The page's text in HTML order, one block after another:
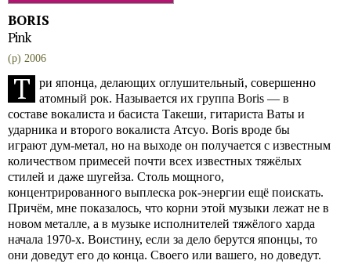
BORIS
Pink
(p) 2006
Т
ри японца, делающих оглушительный, совершенно
атомный рок. Называется их группа Boris — в
составе вокалиста и басиста Такеши, гитариста Ваты и
ударника и второго вокалиста Атсуо. Boris вроде бы
играют дум-метал, но на выходе он получается с известным
количеством примесей почти всех известных тяжёлых
стилей и даже шугейза. Столь мощного,
концентрированного выплеска рок-энергии ещё поискать.
Причём, мне показалось, что корни этой музыки лежат не в
новом металле, а в музыке исполнителей тяжёлого харда
начала 1970-х. Воистину, если за дело берутся японцы, то
они доведут его до конца. Своего или вашего, но доведут.